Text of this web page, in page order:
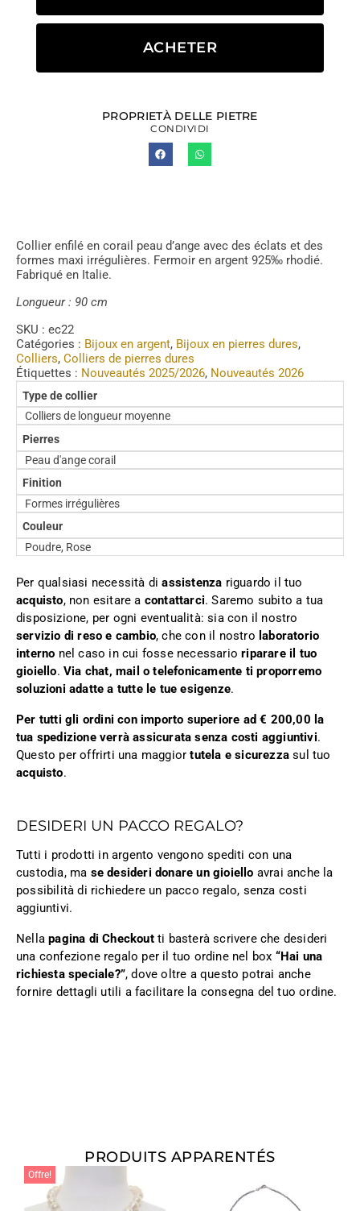
ACHETER
PROPRIETÀ DELLE PIETRE
CONDIVIDI
Collier enfilé en corail peau d’ange avec des éclats et des
formes maxi irrégulières. Fermoir en argent 925‰ rhodié.
Fabriqué en Italie.
Longueur : 90 cm
SKU : ec22
Catégories : Bijoux en argent, Bijoux en pierres dures,
Colliers, Colliers de pierres dures
Étiquettes : Nouveautés 2025/2026, Nouveautés 2026
Type de collier
Colliers de longueur moyenne
Pierres
Peau d'ange corail
Finition
Formes irrégulières
Couleur
Poudre, Rose
Per qualsiasi necessità diassistenza riguardo il tuo
acquisto, non esitare a contattarci. Saremo subito a tua
disposizione, per ogni eventualità: sia con il nostro
servizio di reso e cambio, che con il nostro laboratorio
interno nel caso in cui fosse necessarioriparare il tuo
gioiello.Via chat, mail o telefonicamente ti proporremo
soluzioni adatte a tutte le tue esigenze.
Per tutti gli ordini con importo superiore ad € 200,00 la
tua spedizione verrà assicurata senza costi aggiuntivi.
Questo per offrirti una maggiortutela e sicurezza sul tuo
acquisto.
DESIDERI UN PACCO REGALO?
Tutti i prodotti in argento vengono spediti con una
custodia, ma se desideri donare un gioiello avrai anche la
possibilità di richiedere un pacco regalo, senza costi
aggiuntivi.
Nellapagina di Checkoutti basterà scrivere che desideri
una confezione regalo per il tuo ordine nel box “Hai una
richiesta speciale?”, dove oltre a questo potrai anche
fornire dettagli utili a facilitare la consegna del tuo ordine.
PRODUITS APPARENTÉS
Offre!